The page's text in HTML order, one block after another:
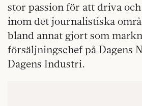
stor passion för att driva
inom det journalistiska
bland annat gjort som
försäljningschef på Dagens
Dagens Industri.